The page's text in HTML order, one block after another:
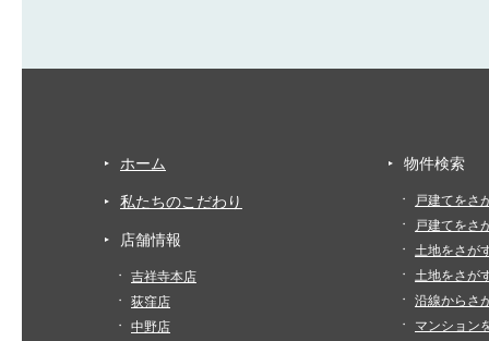
ホーム
私たちのこだわり
店舗情報
吉祥寺本店
荻窪店
中野店
物件検索
戸建てをさ
戸建てをさ
土地をさが
土地をさが
沿線からさ
マンション